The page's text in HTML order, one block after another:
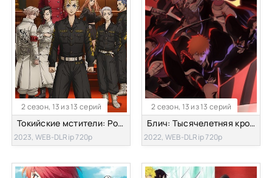
2 сезон, 13 из 13 серий
Токийские мстители: Рождественская битва [ТВ-2]
2023, WEB-DLRip 720p
2 сезон, 13 из 13 серий
Блич: Тысячелетняя кровавая война [ТВ-2]
2022, WEB-DLRip 720p